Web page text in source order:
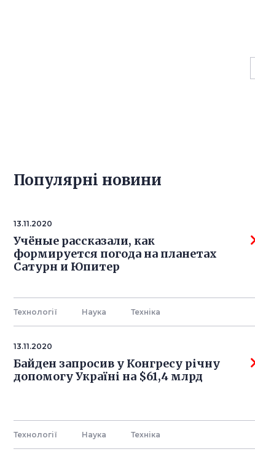
Популярнi новини
13.11.2020
Учёные рассказали, как
формируется погода на планетах
Сатурн и Юпитер
Технології Наука Технiка
13.11.2020
Байден запросив у Конгресу річну
допомогу Україні на $61,4 млрд
Технології Наука Технiка